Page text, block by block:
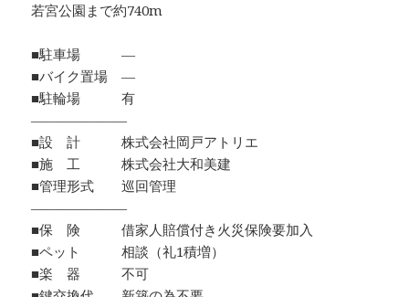
若宮公園まで約740m
■駐車場 ―
■バイク置場 ―
■駐輪場 有
―――――――
■設 計 株式会社岡戸アトリエ
■施 工 株式会社大和美建
■管理形式 巡回管理
―――――――
■保 険 借家人賠償付き火災保険要加入
■ペット 相談（礼1積増）
■楽 器 不可